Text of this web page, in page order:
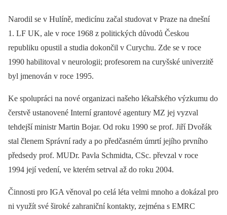
Narodil se v Hulíně, medicínu začal studovat v Praze na dnešní
1. LF UK, ale v roce 1968 z politických důvodů Českou
republiku opustil a studia dokončil v Curychu. Zde se v roce
1990 habilitoval v neurologii; profesorem na curyšské univerzitě
byl jmenován v roce 1995.
Ke spolupráci na nové organizaci našeho lékařského výzkumu do
čerstvě ustanovené Interní grantové agentury MZ jej vyzval
tehdejší ministr Martin Bojar. Od roku 1990 se prof. Jiří Dvořák
stal členem Správní rady a po předčasném úmrtí jejího prvního
předsedy prof. MUDr. Pavla Schmidta, CSc. převzal v roce
1994 její vedení, ve kterém setrval až do roku 2004.
Činnosti pro IGA věnoval po celá léta velmi mnoho a dokázal pro
ni využít své široké zahraniční kontakty, zejména s EMRC